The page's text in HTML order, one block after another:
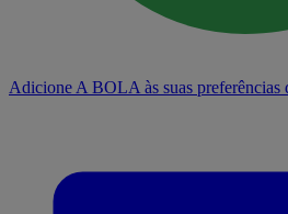
Adicione A BOLA às suas preferências